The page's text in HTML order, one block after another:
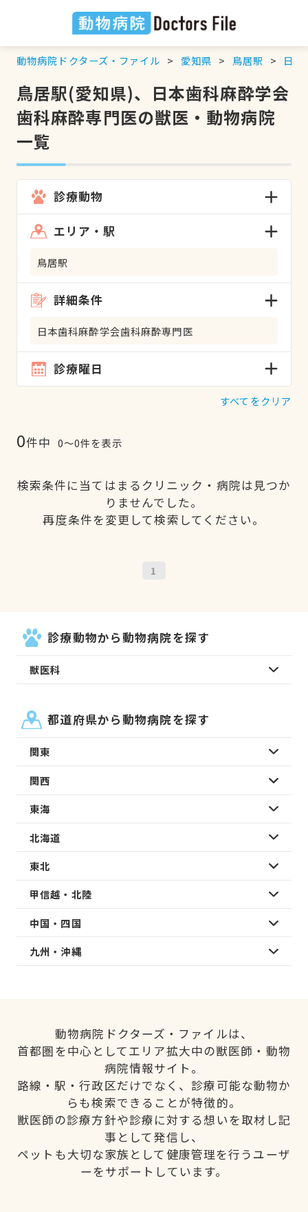
動物病院ドクターズ・ファイル 愛知県 鳥居駅 日本
鳥居駅(愛知県)、日本歯科麻酔学会
歯科麻酔専門医の獣医・動物病院
一覧
診療動物
エリア・駅
鳥居駅
詳細条件
日本歯科麻酔学会歯科麻酔専門医
診療曜日
すべてをクリア
0件中 0〜0件を表示
検索条件に当てはまるクリニック・病院は見つか
りませんでした。
再度条件を変更して検索してください。
1
診療動物から動物病院を探す
獣医科
都道府県から動物病院を探す
関東
関西
東海
北海道
東北
甲信越・北陸
中国・四国
九州・沖縄
動物病院ドクターズ・ファイルは、
首都圏を中心としてエリア拡大中の獣医師・動物
病院情報サイト。
路線・駅・行政区だけでなく、診療可能な動物か
らも検索できることが特徴的。
獣医師の診療方針や診療に対する想いを取材し記
事として発信し、
ペットも大切な家族として健康管理を行うユーザ
ーをサポートしています。